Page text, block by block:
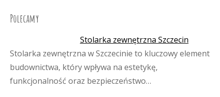
Polecamy
Stolarka zewnętrzna Szczecin
Stolarka zewnętrzna w Szczecinie to kluczowy element
budownictwa, który wpływa na estetykę,
funkcjonalność oraz bezpieczeństwo…